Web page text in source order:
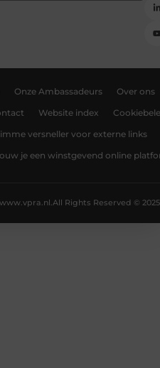
Onze Ambassadeurs Over ons
Website index
versneller voor externe links
je een winstgevend online
All Rights Reserved © 2025
www.vpra.nl.